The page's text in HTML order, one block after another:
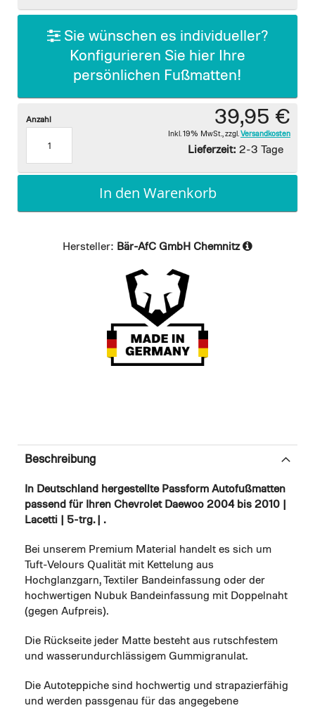
gallery
Sie wünschen es individueller?
Konfigurieren Sie hier Ihre
persönlichen Fußmatten!
39,95 €
Inkl. 19% MwSt. zzgl. Versandkosten
Lieferzeit: 2-3 Tage
Anzahl
In den Warenkorb
Hersteller: Bär-AfC GmbH Chemnitz
Beschreibung
In Deutschland hergestellte Passform Autofußmatten
passend für Ihren Chevrolet Daewoo 2004 bis 2010 |
Lacetti | 5-trg. | .
Bei unserem Premium Material handelt es sich um
Tuft-Velours Qualität mit Kettelung aus
Hochglanzgarn, Textiler Bandeinfassung oder der
hochwertigen Nubuk Bandeinfassung mit Doppelnaht
(gegen Aufpreis).
Die Rückseite jeder Matte besteht aus rutschfestem
und wasserundurchlässigem Gummigranulat.
Die Autoteppiche sind hochwertig und strapazierfähig
und werden passgenau für das angegebene